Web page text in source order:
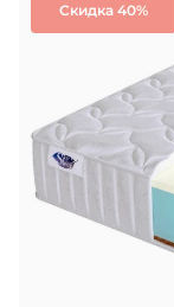
Скидка 40%